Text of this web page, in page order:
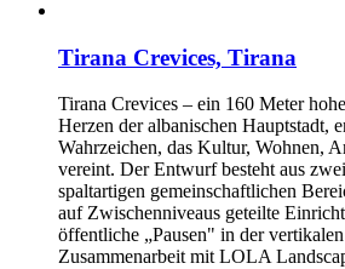
Tirana Crevices, Tirana
Tirana Crevices – ein 160 Meter
Herzen der albanischen Hauptstadt,
Wahrzeichen, das Kultur, Wohnen,
vereint. Der Entwurf besteht aus
spaltartigen gemeinschaftlichen
auf Zwischenniveaus geteilte
öffentliche „Pausen" in der
Zusammenarbeit mit LOLA